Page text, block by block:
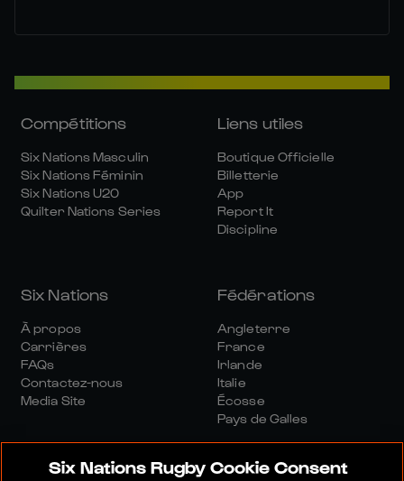
Compétitions
Six Nations Masculin
Six Nations Féminin
Six Nations U20
Quilter Nations Series
Liens utiles
Boutique Officielle
Billetterie
App
Report It
Discipline
Six Nations
À propos
Carrières
FAQs
Contactez-nous
Media Site
Fédérations
Angleterre
France
Irlande
Italie
Écosse
Pays de Galles
Six Nations Rugby Cookie Consent